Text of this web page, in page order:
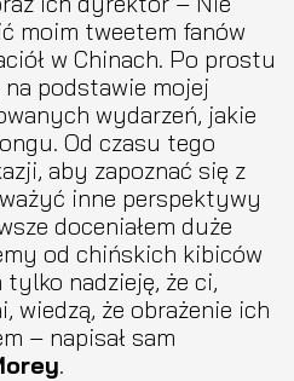
moim tweetem fanów
w Chinach. Po prostu
podstawie mojej
wydarzeń, jakie
Od czasu tego
aby zapoznać się z
inne perspektywy
doceniałem duże
od chińskich kibiców
nadzieję, że ci,
wiedzą, że obrażenie ich
– napisał sam
.